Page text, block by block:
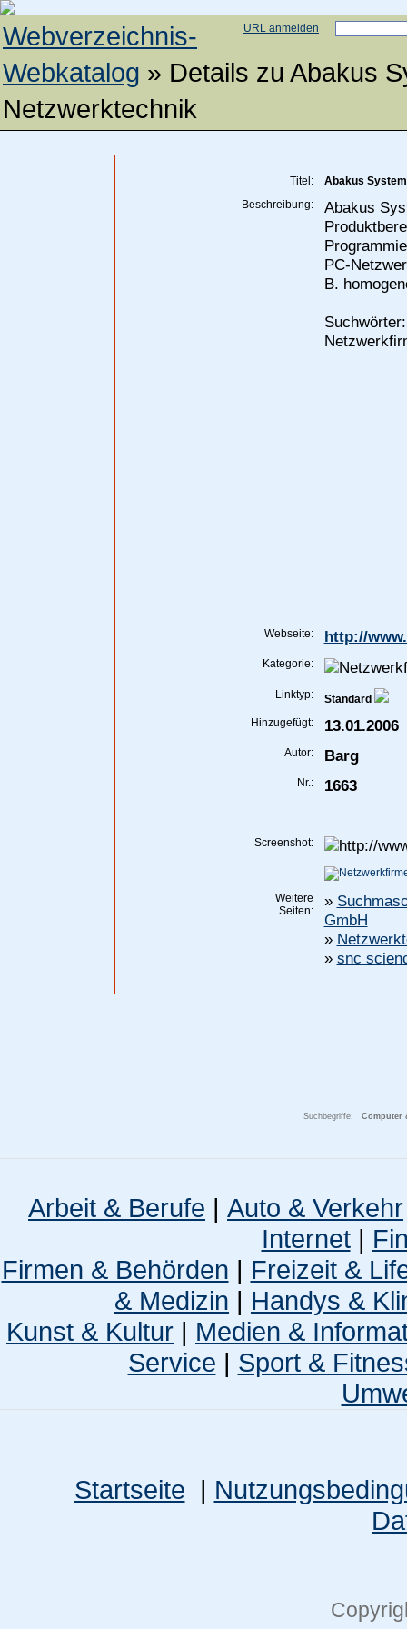
URL anmelden
Webverzeichnis-
Webkatalog » Details zu Abakus
Netzwerktechnik
Titel:
Abakus
Beschreibung:
Abakus
PC-
B.
Webseite: http://
Kategorie:
Linktyp:
Standard
Hinzugefügt:
13.01.2006
Autor: Barg
Nr.: 1663
Screenshot:
Weitere
Seiten:
»
GmbH
»
» snc
Suchbegriffe: Computer
Arbeit & Berufe | Auto & Verkehr
Internet|
Firmen & Behörden | Freizeit &
& Medizin | Handys &
Kunst & Kultur | Medien &
Service | Sport &
Startseite |